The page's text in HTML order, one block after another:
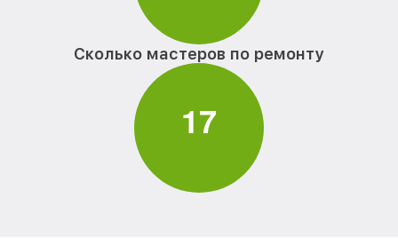
Сколько мастеров по ремонту
17